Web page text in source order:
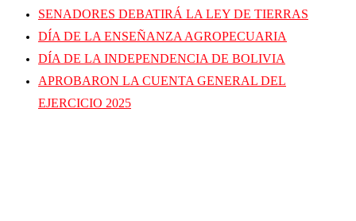
SENADORES DEBATIRÁ LA LEY DE TIERRAS
DÍA DE LA ENSEÑANZA AGROPECUARIA
DÍA DE LA INDEPENDENCIA DE BOLIVIA
APROBARON LA CUENTA GENERAL DEL
EJERCICIO 2025